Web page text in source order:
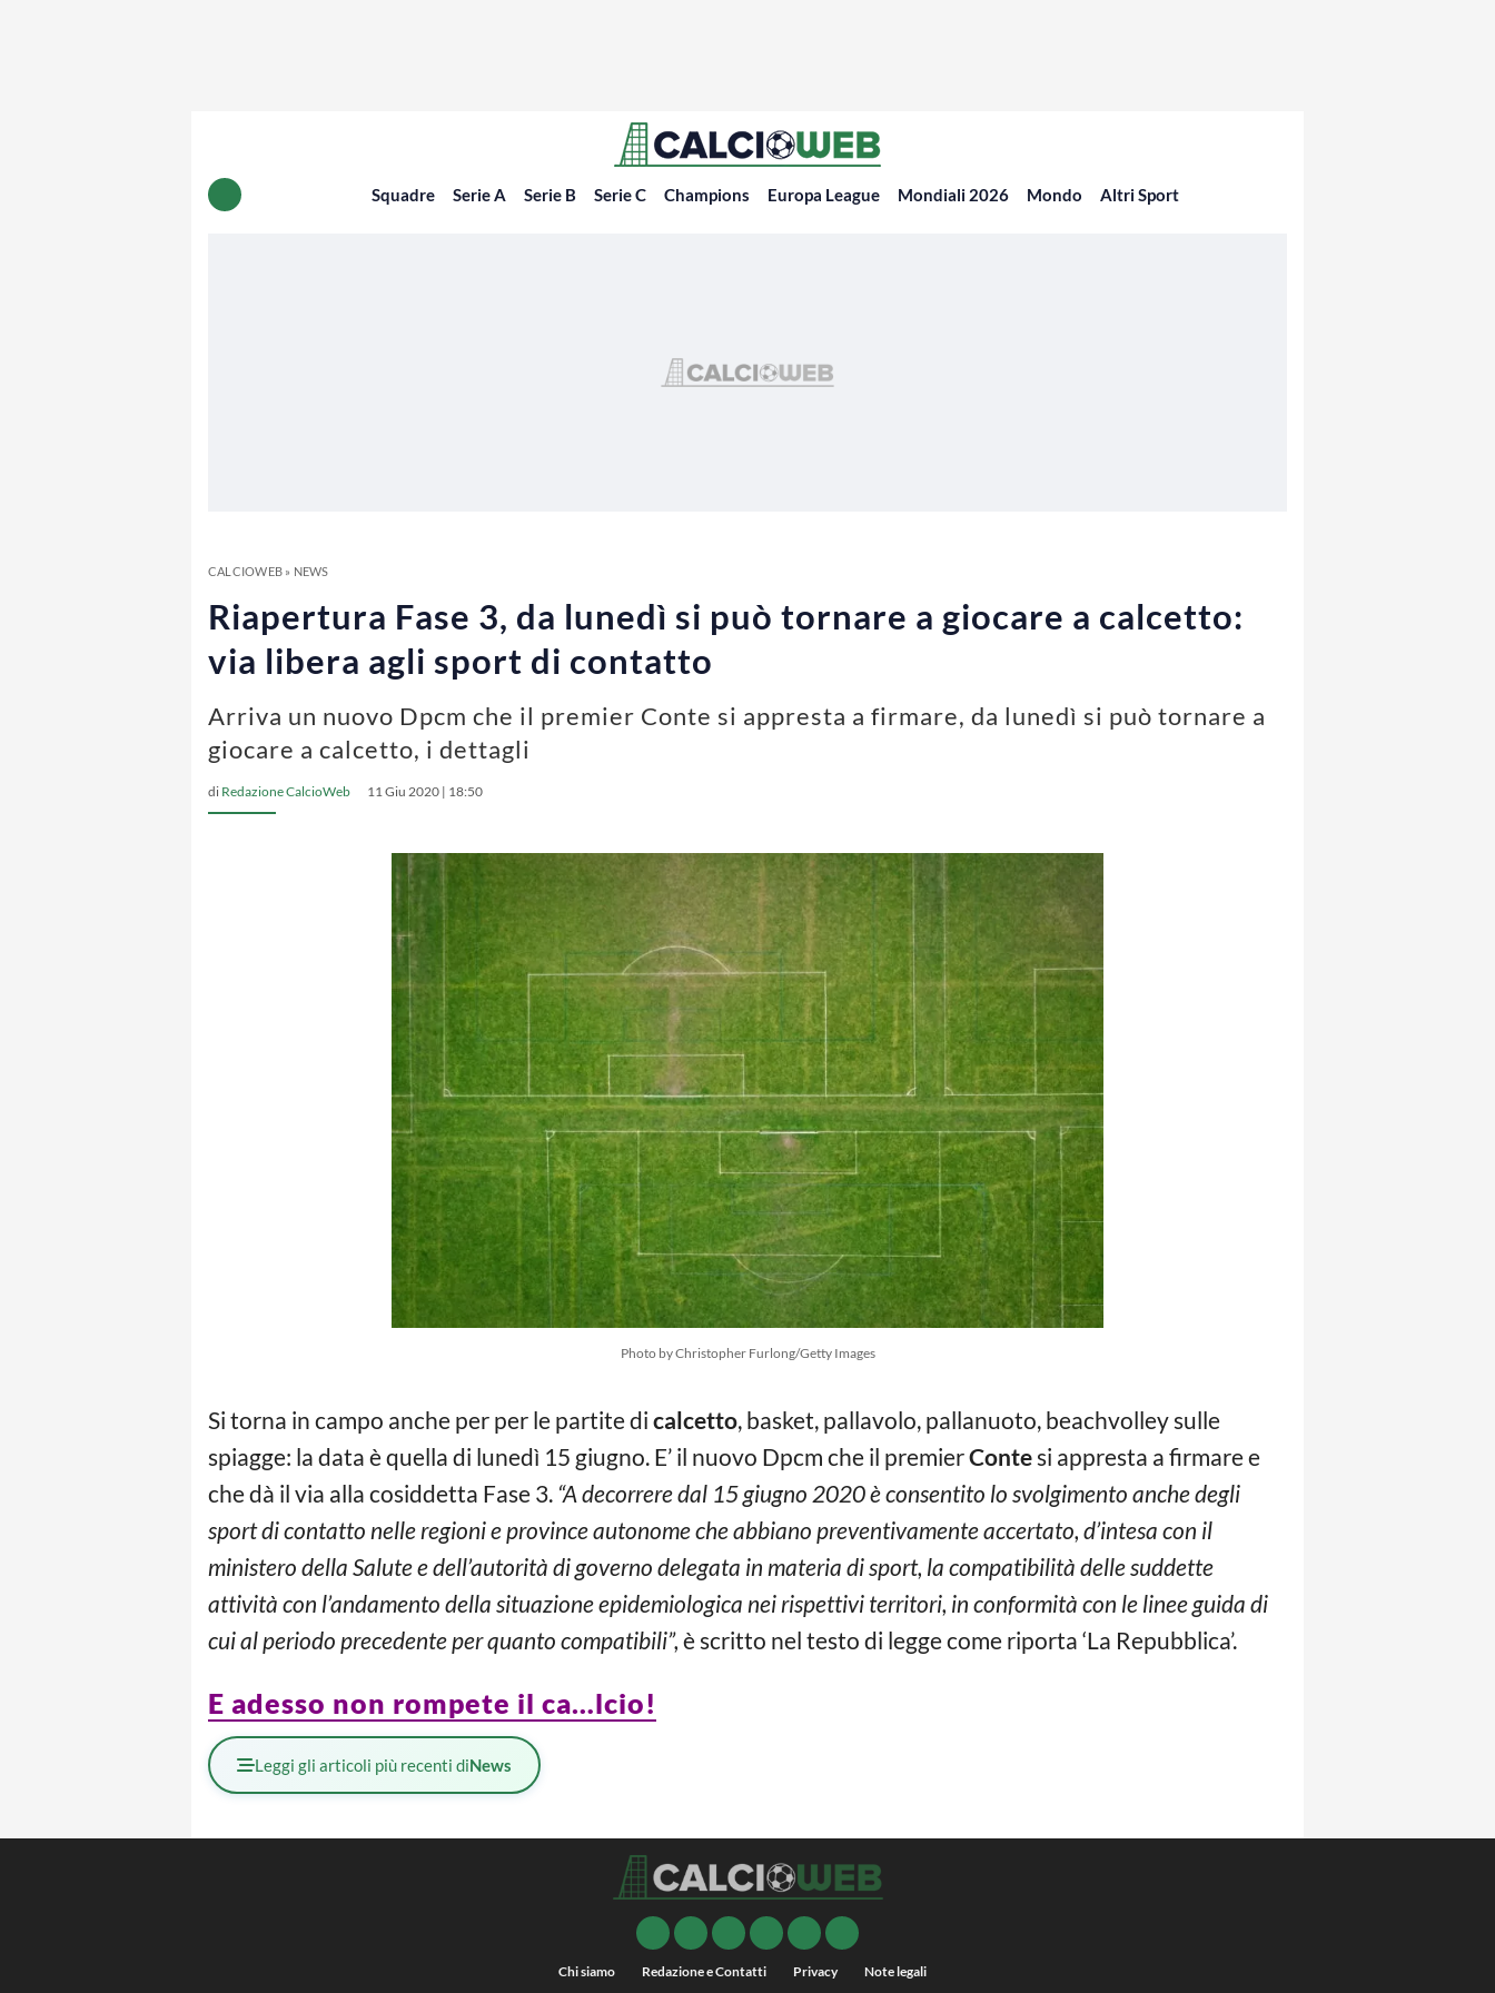
Squadre Serie A Serie B Serie C Champions Europa League Mondiali 2026 Mondo Altri Sport
CALCIOWEB» NEWS
Riapertura Fase 3, da lunedì si può tornare a giocare a calcetto:
via libera agli sport di contatto
Arriva un nuovo Dpcm che il premier Conte si appresta a firmare, da lunedì si può tornare a
giocare a calcetto, i dettagli
di Redazione CalcioWeb 11 Giu 2020 | 18:50
Photo by Christopher Furlong/Getty Images
Si torna in campo anche per per le partite di calcetto, basket, pallavolo, pallanuoto, beachvolley sulle
spiagge: la data è quella di lunedì 15 giugno. E’ il nuovo Dpcm che il premierContesi appresta a firmare e
che dà il via alla cosiddetta Fase 3. “A decorrere dal 15 giugno 2020 è consentito lo svolgimento anche degli
sport di contatto nelle regioni e province autonome che abbiano preventivamente accertato, d’intesa con il
ministero della Salute e dell’autorità di governo delegata in materia di sport, la compatibilità delle suddette
attività con l’andamento della situazione epidemiologica nei rispettivi territori, in conformità con le linee guida di
cui al periodo precedente per quanto compatibili”, è scritto nel testo di legge come riporta ‘La Repubblica’.
E adesso non rompete il ca…lcio!
Leggi gli articoli più recenti diNews
Chi siamo Redazione e Contatti Privacy Note legali